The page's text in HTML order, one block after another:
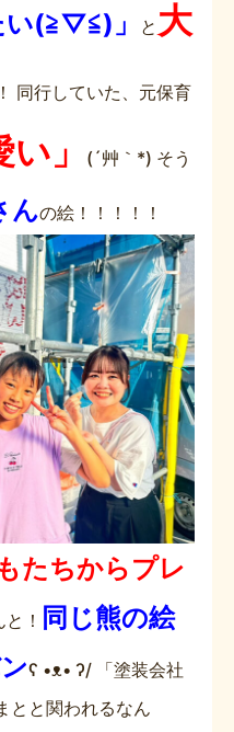
い(≧▽≦)」 と 大
同行していた、元保育
い」 (´艸｀*) そう
んの絵！！！！！
たちからプレ
！ 同じ熊の絵
ʕ •ᴥ• ʔ/ 「塗装会社
とと関われるなん